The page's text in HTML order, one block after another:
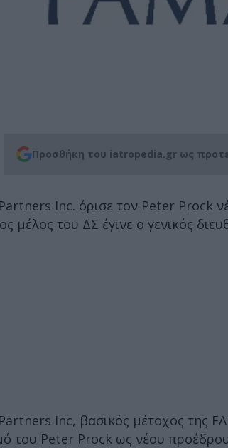
Προσθήκη του iatropedia.gr ως
Inc. όρισε τον Peter Prock
μέλος του ΔΣ έγινε ο γενικός
Inc, βασικός μέτοχος της
του Peter Prock ως νέου